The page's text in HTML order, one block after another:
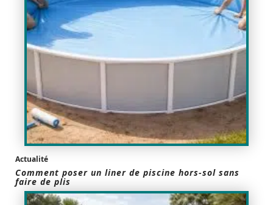
Actualité
Comment poser un liner de piscine hors-sol sans
faire de plis